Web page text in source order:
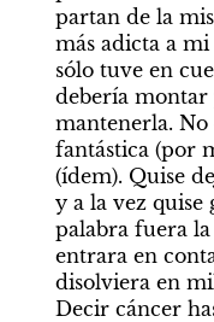
partan de la
más adicta a
sólo tuve en
debería montar
mantenerla. No
fantástica (por
(ídem). Quise
y a la vez quise
palabra fuera la
entrara en
disolviera en
Decir cáncer